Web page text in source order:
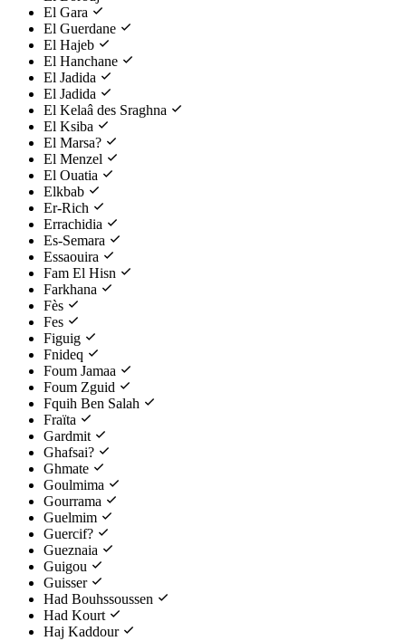
El Gara
El Guerdane
El Hajeb
El Hanchane
El Jadida
El Jadida
El Kelaâ des Sraghna
El Ksiba
El Marsa?
El Menzel
El Ouatia
Elkbab
Er-Rich
Errachidia
Es-Semara
Essaouira
Fam El Hisn
Farkhana
Fès
Fes
Figuig
Fnideq
Foum Jamaa
Foum Zguid
Fquih Ben Salah
Fraïta
Gardmit
Ghafsai?
Ghmate
Goulmima
Gourrama
Guelmim
Guercif?
Gueznaia
Guigou
Guisser
Had Bouhssoussen
Had Kourt
Haj Kaddour